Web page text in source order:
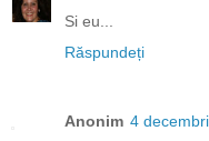
Si eu...
Răspundeți
Anonim 4